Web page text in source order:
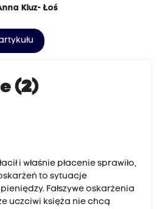
Kluz- Łoś
(2)
i właśnie płacenie sprawiło,
to sytuacje
Fałszywe oskarżenia
uczciwi księża nie chcą